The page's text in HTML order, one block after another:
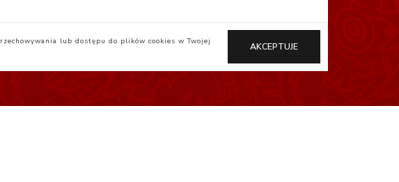
lub dostępu do plików cookies w Twojej
AKCEPTUJE